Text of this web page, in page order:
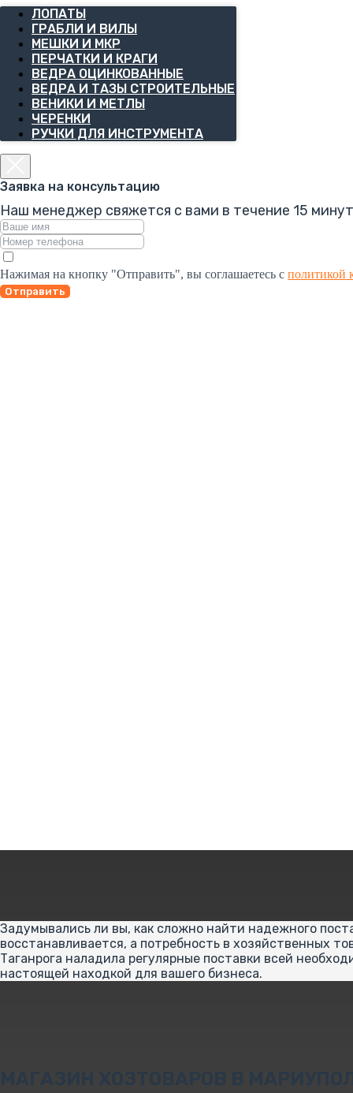
ЛОПАТЫ
ГРАБЛИ И ВИЛЫ
МЕШКИ И МКР
ПЕРЧАТКИ И КРАГИ
ВЕДРА ОЦИНКОВАННЫЕ
ВЕДРА И ТАЗЫ СТРОИТЕЛЬНЫЕ
ВЕНИКИ И МЕТЛЫ
ЧЕРЕНКИ
РУЧКИ ДЛЯ ИНСТРУМЕНТА
Заявка на консультацию
Наш менеджер свяжется с вами в течение 15
Нажимая на кнопку "Отправить", вы соглашаетесь с политикой
Отправить
Задумывались ли вы, как сложно найти надежного
восстанавливается, а потребность в хозяйственных
Таганрога наладила регулярные поставки всей
настоящей находкой для вашего бизнеса.